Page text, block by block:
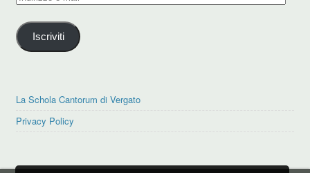
mail
Iscriviti
La Schola Cantorum di Vergato
Privacy Policy